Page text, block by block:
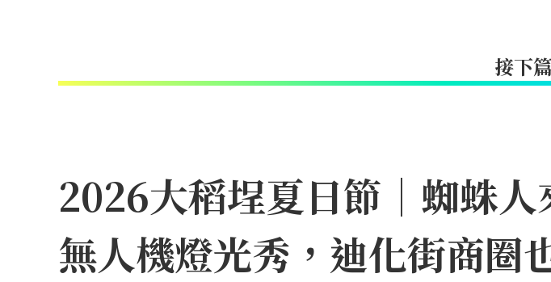
接下
2026大稻埕夏日節｜蜘蛛
無人機燈光秀，迪化街商圈